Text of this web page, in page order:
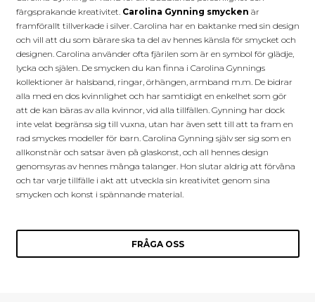
färgsprakande kreativitet. Carolina Gynning smycken är
framförallt tillverkade i silver. Carolina har en baktanke med sin design
och vill att du som bärare ska ta del av hennes känsla för smycket och
designen. Carolina använder ofta fjärilen som är en symbol för glädje,
lycka och själen. De smycken du kan finna i Carolina Gynnings
kollektioner är halsband, ringar, örhängen, armband m.m. De bidrar
alla med en dos kvinnlighet och har samtidigt en enkelhet som gör
att de kan bäras av alla kvinnor, vid alla tillfällen. Gynning har dock
inte velat begränsa sig till vuxna, utan har även sett till att ta fram en
rad smyckes modeller för barn. Carolina Gynning själv ser sig som en
allkonstnär och satsar även på glaskonst, och all hennes design
genomsyras av hennes många talanger. Hon slutar aldrig att förvåna
och tar varje tillfälle i akt att utveckla sin kreativitet genom sina
smycken och konst i spännande material.
FRÅGA OSS